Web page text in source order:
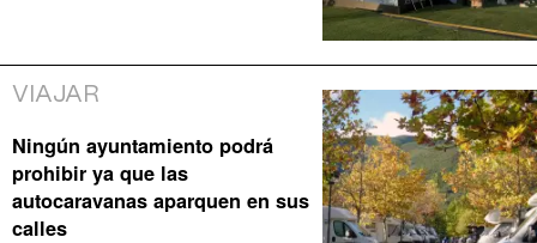
VIAJAR
Ningún ayuntamiento podrá
prohibir ya que las
autocaravanas aparquen en sus
calles